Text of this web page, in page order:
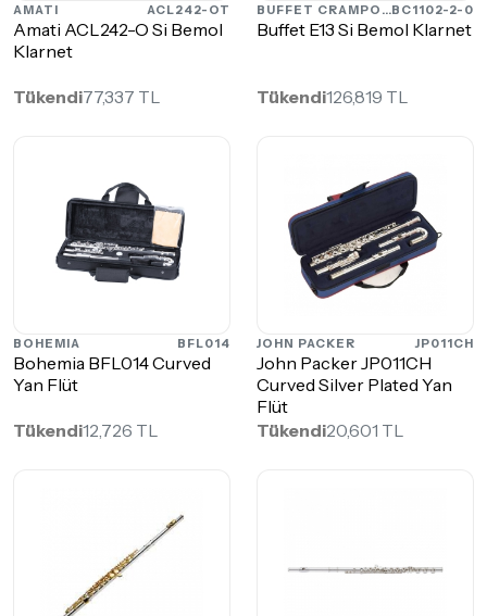
AMATI ACL242-OT
Amati ACL242-O Si Bemol
Klarnet
Tükendi77,337 TL
BUFFET CRAMPONBC1102-2-0
Buffet E13 Si Bemol Klarnet
Tükendi126,819 TL
BOHEMIA BFL014
Bohemia BFL014 Curved
Yan Flüt
Tükendi12,726 TL
JOHN PACKER JP011CH
John Packer JP011CH
Curved Silver Plated Yan
Flüt
Tükendi20,601 TL